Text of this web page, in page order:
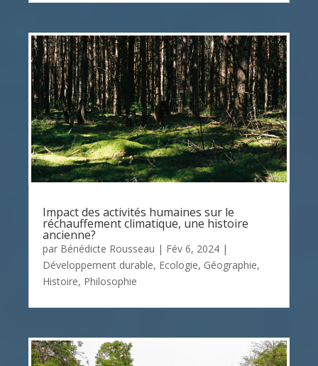
Impact des activités humaines sur le
réchauffement climatique, une histoire
ancienne?
par Bénédicte Rousseau | Fév 6, 2024 |
Développement durable, Ecologie, Géographie,
Histoire, Philosophie